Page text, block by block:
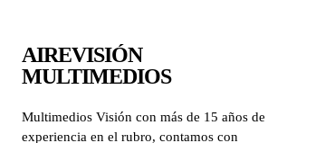
AIREVISIÓN
MULTIMEDIOS
Multimedios Visión con más de 15 años de
experiencia en el rubro, contamos con